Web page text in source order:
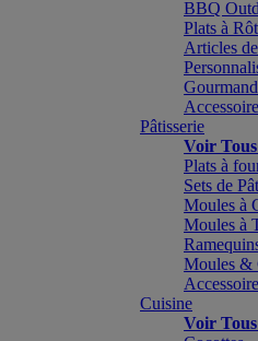
BBQ
Plats à
Articles
Pâtisserie
Voir Tous
Plats à
Sets de
Moules à
Moules à
Moules &
Cuisine
Voir Tous